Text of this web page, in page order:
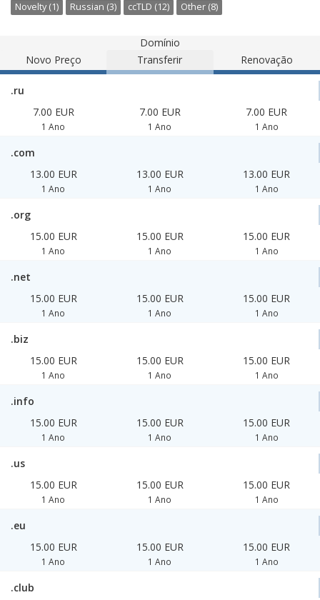
Novelty (1)
Russian (3) ccTLD (12) Other (8)
Domínio
Novo Preço
Transferir Renovação
.ru
7.00 EUR
1 Ano
7.00 EUR
1 Ano
7.00 EUR
1 Ano
.com
13.00 EUR
1 Ano
13.00 EUR
1 Ano
13.00 EUR
1 Ano
.org
15.00 EUR
1 Ano
15.00 EUR
1 Ano
15.00 EUR
1 Ano
.net
15.00 EUR
1 Ano
15.00 EUR
1 Ano
15.00 EUR
1 Ano
.biz
15.00 EUR
1 Ano
15.00 EUR
1 Ano
15.00 EUR
1 Ano
.info
15.00 EUR
1 Ano
15.00 EUR
1 Ano
15.00 EUR
1 Ano
.us
15.00 EUR
1 Ano
15.00 EUR
1 Ano
15.00 EUR
1 Ano
.eu
15.00 EUR
1 Ano
15.00 EUR
1 Ano
15.00 EUR
1 Ano
.club